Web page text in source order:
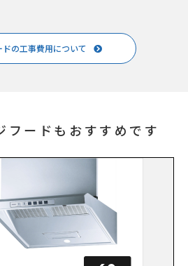
ドの工事費用について
フードもおすすめです